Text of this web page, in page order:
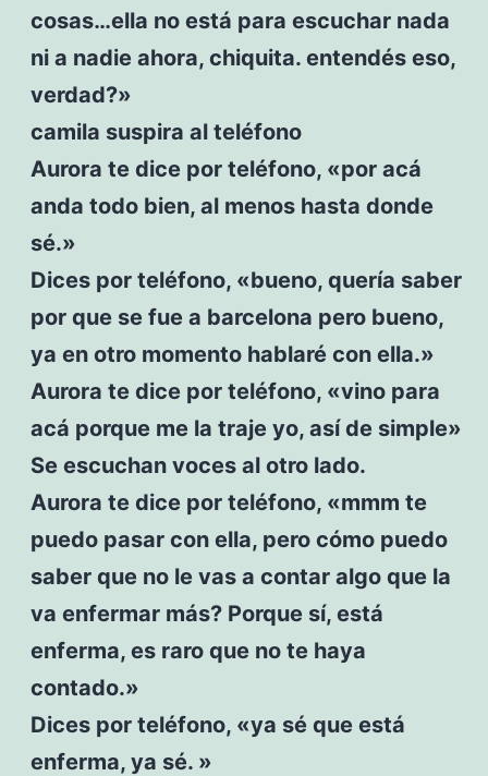
cosas…ella no está para escuchar nada
ni a nadie ahora, chiquita. entendés eso,
verdad?»
camila suspira al teléfono
Aurora te dice por teléfono, «por acá
anda todo bien, al menos hasta donde
sé.»
Dices por teléfono, «bueno, quería saber
por que se fue a barcelona pero bueno,
ya en otro momento hablaré con ella.»
Aurora te dice por teléfono, «vino para
acá porque me la traje yo, así de simple»
Se escuchan voces al otro lado.
Aurora te dice por teléfono, «mmm te
puedo pasar con ella, pero cómo puedo
saber que no le vas a contar algo que la
va enfermar más? Porque sí, está
enferma, es raro que no te haya
contado.»
Dices por teléfono, «ya sé que está
enferma, ya sé. »